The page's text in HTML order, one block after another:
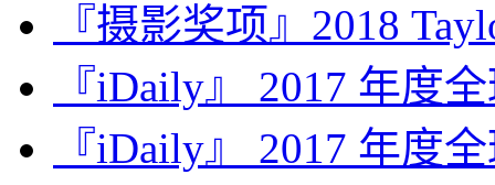
『摄影奖项』2018
『iDaily』 2017 年度
『iDaily』 2017 年度